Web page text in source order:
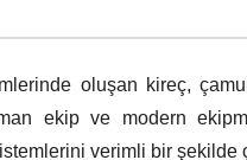
oluşan kireç,
ekip ve modern
verimli bir şekilde